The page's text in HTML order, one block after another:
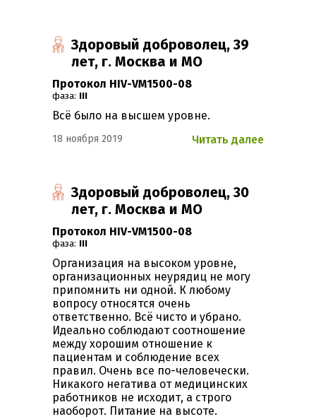
Здоровый доброволец, 39
лет, г. Москва и МО
Протокол HIV-VM1500-08
фаза: III
Всё было на высшем уровне.
Читать далее
18 ноября 2019
Здоровый доброволец, 30
лет, г. Москва и МО
Протокол HIV-VM1500-08
фаза: III
Организация на высоком уровне,
организационных неурядиц не могу
припомнить ни одной. К любому
вопросу относятся очень
ответственно. Всё чисто и убрано.
Идеально соблюдают соотношение
между хорошим отношение к
пациентам и соблюдение всех
правил. Очень все по-человечески.
Никакого негатива от медицинских
работников не исходит, а строго
наоборот. Питание на высоте.